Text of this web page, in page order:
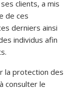
clients, a mis
de ces
derniers ainsi
individus afin
la protection des
consulter le